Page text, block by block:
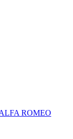
ROMEO